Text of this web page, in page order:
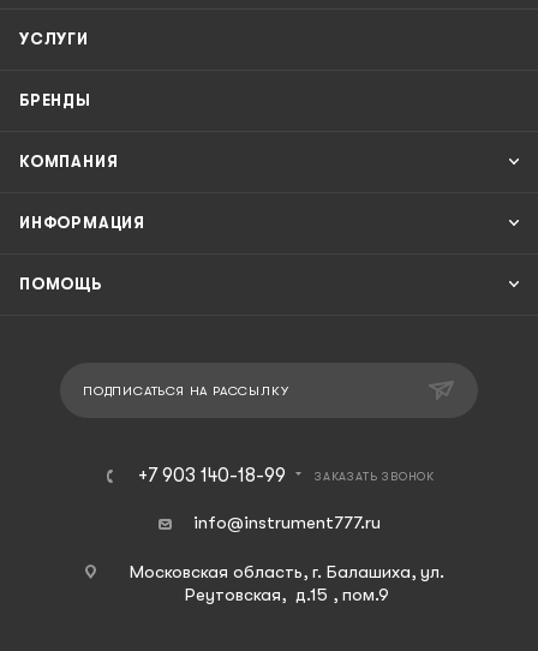
УСЛУГИ
БРЕНДЫ
КОМПАНИЯ
ИНФОРМАЦИЯ
ПОМОЩЬ
ПОДПИСАТЬСЯ НА РАССЫЛКУ
+7 903 140-18-99 ЗАКАЗАТЬ ЗВОНОК
info@instrument777.ru
Московская область, г. Балашиха, ул.
Реутовская, д.15 , пом.9